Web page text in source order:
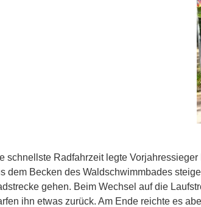
schnellste Radfahrzeit legte
dem Becken des Waldschwimmbades
gehen. Beim Wechsel auf die
ihn etwas zurück. Am Ende reichte es